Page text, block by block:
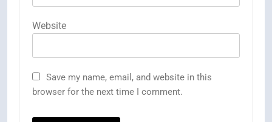
Website
Save my name, email, and website in this
browser for the next time I comment.